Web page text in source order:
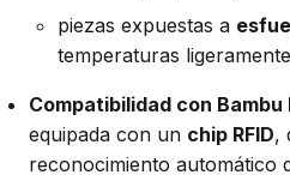
piezas expuestas a
temperaturas
Compatibilidad con Bambu
equipada con un chip RFID,
reconocimiento automático